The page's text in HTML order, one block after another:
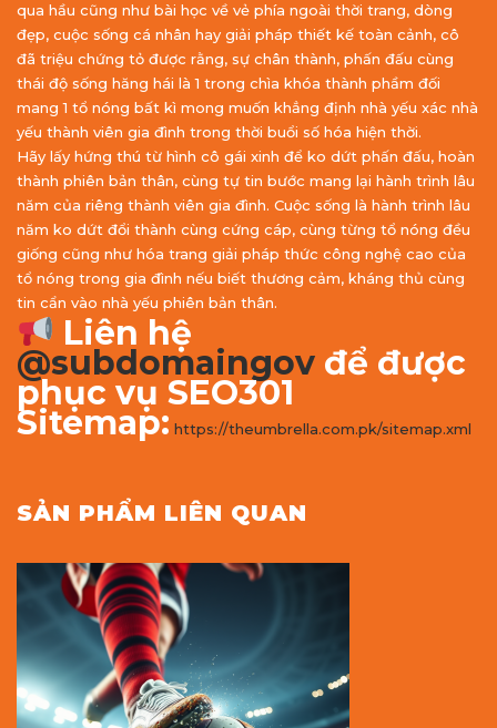
qua hầu cũng như bài học về vẻ phía ngoài thời trang, dòng
đẹp, cuộc sống cá nhân hay giải pháp thiết kế toàn cảnh, cô
đã triệu chứng tỏ được rằng, sự chân thành, phấn đấu cùng
thái độ sống hăng hái là 1 trong chìa khóa thành phầm đối
mang 1 tổ nóng bất kì mong muốn khẳng định nhà yếu xác nhà
yếu thành viên gia đình trong thời buổi số hóa hiện thời.
Hãy lấy hứng thú từ hình cô gái xinh để ko dứt phấn đấu, hoàn
thành phiên bản thân, cùng tự tin bước mang lại hành trình lâu
năm của riêng thành viên gia đình. Cuộc sống là hành trình lâu
năm ko dứt đổi thành cùng cứng cáp, cùng từng tổ nóng đều
giống cũng như hóa trang giải pháp thức công nghệ cao của
tổ nóng trong gia đình nếu biết thương cảm, kháng thủ cùng
tin cẩn vào nhà yếu phiên bản thân.
Liên hệ
@subdomaingov để được
phục vụ SEO301
Sitemap: https://theumbrella.com.pk/sitemap.xml
SẢN PHẨM LIÊN QUAN